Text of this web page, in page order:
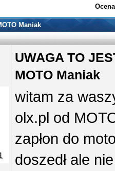
Maniak
UWAGA TO
MOTO Maniak
witam za
olx.pl od
zapłon do
doszedł ale